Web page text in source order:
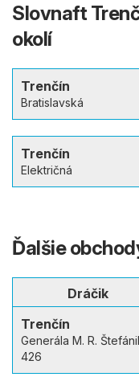
Slovnaft
okolí
Trenčín
Bratislavská
Trenčín
Električná
Ďalšie
Dráčik
Trenčín
Generála M. R.
426